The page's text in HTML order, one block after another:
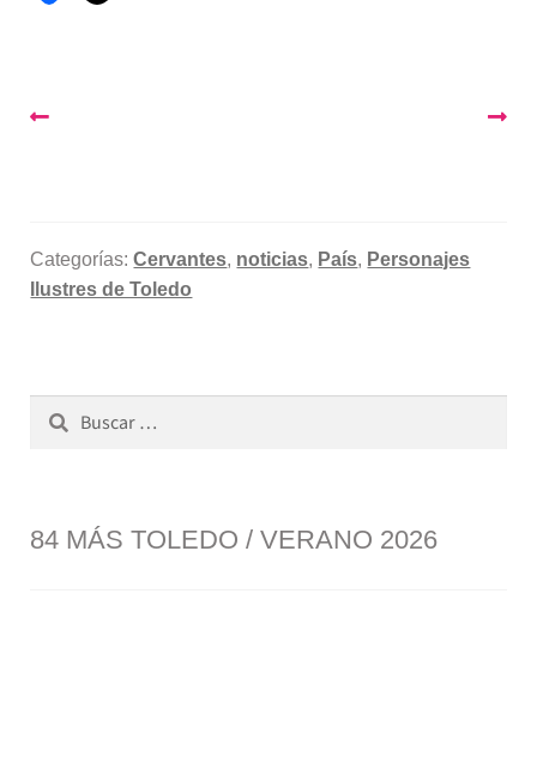
Navegación
Categorías:Cervantes, noticias, País, Personajes
Ilustres de Toledo
Buscar:
84 MÁS TOLEDO / VERANO 2026